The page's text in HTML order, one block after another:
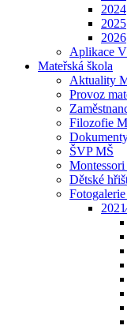
2024
2025
2026
Aplikace
Mateřská škola
Aktuality
Provoz
Filozofie
ŠVP MŠ
Dětské